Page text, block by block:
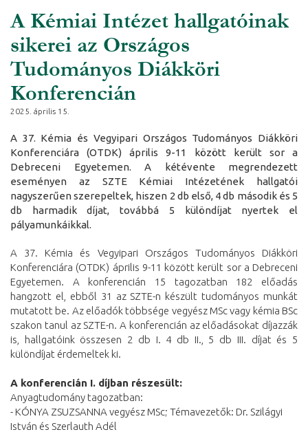
A Kémiai Intézet hallgatóinak
sikerei az Országos
Tudományos Diákköri
Konferencián
2025. április 15.
A 37. Kémia és Vegyipari Országos Tudományos Diákköri
Konferenciára (OTDK) április 9-11 között került sor a
Debreceni Egyetemen. A kétévente megrendezett
eseményen az SZTE Kémiai Intézetének hallgatói
nagyszerűen szerepeltek, hiszen 2 db első, 4 db második és 5
db harmadik díjat, továbbá 5 különdíjat nyertek el
pályamunkáikkal.
A 37. Kémia és Vegyipari Országos Tudományos Diákköri
Konferenciára (OTDK) április 9-11 között került sor a Debreceni
Egyetemen. A konferencián 15 tagozatban 182 előadás
hangzott el, ebből 31 az SZTE-n készült tudományos munkát
mutatott be. Az előadók többsége vegyész MSc vagy kémia BSc
szakon tanul az SZTE-n. A konferencián az előadásokat díjazzák
is, hallgatóink összesen 2 db I. 4 db II., 5 db III. díjat és 5
különdíjat érdemeltek ki.
A konferencián I. díjban részesült:
Anyagtudomány tagozatban:
- KÓNYA ZSUZSANNA vegyész MSc; Témavezetők: Dr. Szilágyi
István és Szerlauth Adél